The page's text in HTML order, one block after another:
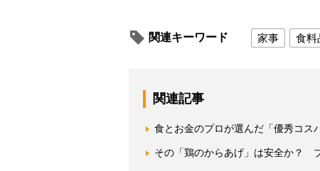
関連キーワード 家事 食料
関連記事
食とお金のプロが選んだ「優秀コ
その「鶏のからあげ」は安全か？